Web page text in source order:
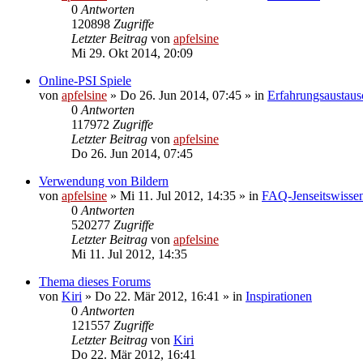
0Antworten
120898 Zugriffe
Letzter Beitrag von apfelsine
Mi 29. Okt 2014, 20:09
Online-PSI Spiele
von apfelsine » Do 26. Jun 2014, 07:45 » in
0Antworten
117972 Zugriffe
Letzter Beitrag von apfelsine
Do 26. Jun 2014, 07:45
Verwendung von Bildern
von apfelsine » Mi 11. Jul 2012, 14:35 » in FAQ-
0Antworten
520277 Zugriffe
Letzter Beitrag von apfelsine
Mi 11. Jul 2012, 14:35
Thema dieses Forums
von Kiri » Do 22. Mär 2012, 16:41 » in Inspirationen
0Antworten
121557 Zugriffe
Letzter Beitrag von Kiri
Do 22. Mär 2012, 16:41